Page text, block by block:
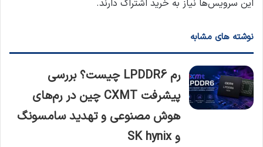
این سرویس‌ها نیاز به خرید اشتراک دارند.
نوشته های مشابه
رم LPDDR6 چیست؟ بررسی
پیشرفت CXMT چین در رم‌های
هوش مصنوعی و تهدید سامسونگ
و SK hynix